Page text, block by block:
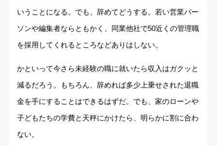
いうことになる。でも、辞めてどうする。若い営業パー
ソンや編集者ならともかく、同業他社で50近くの管理職
を採用してくれるところなどありはしない。
かといって今さら未経験の職に就いたら収入はガクッと
減るだろう。もちろん、辞めれば多少上乗せされた退職
金を手にすることはできるはずだ。でも、家のローンや
子どもたちの学費と天秤にかけたら、明らかに割に合わ
ない。